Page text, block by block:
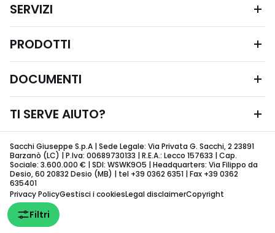
Filtri
SERVIZI
PRODOTTI
DOCUMENTI
TI SERVE AIUTO?
Sacchi Giuseppe S.p.A | Sede Legale: Via Privata G. Sacchi, 2 23891
Barzanò (LC) | P.Iva: 00689730133 | R.E.A.: Lecco 157633 | Cap.
Sociale: 3.600.000 € | SDI: WSWK9O5 | Headquarters: Via Filippo da
Desio, 60 20832 Desio (MB) | tel +39 0362 6351 | Fax +39 0362
635401
Privacy PolicyGestisci i cookiesLegal disclaimerCopyright